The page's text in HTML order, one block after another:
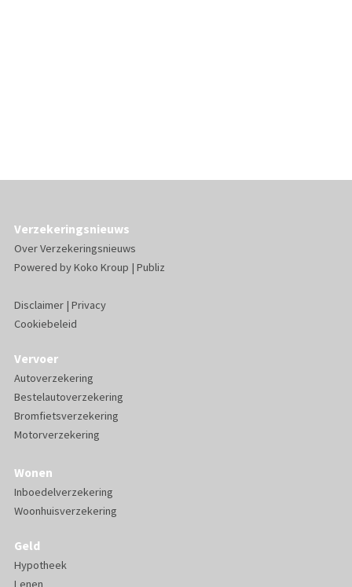
Verzekeringsnieuws
Over Verzekeringsnieuws
Powered byKoko Kroup | Publiz
Disclaimer| Privacy
Cookiebeleid
Vervoer
Autoverzekering
Bestelautoverzekering
Bromfietsverzekering
Motorverzekering
Wonen
Inboedelverzekering
Woonhuisverzekering
Geld
Hypotheek
Lenen